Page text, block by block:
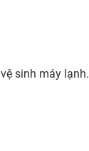
sinh máy lạnh.